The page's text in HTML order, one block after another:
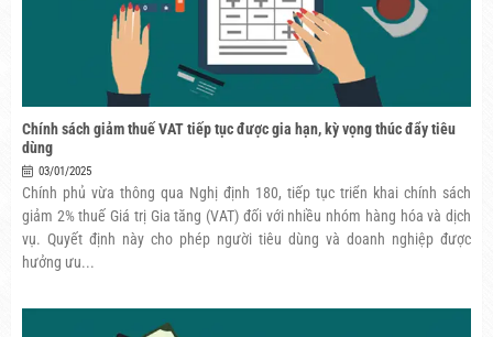
Chính sách giảm thuế VAT tiếp tục được gia hạn, kỳ vọng thúc đẩy tiêu
dùng
03/01/2025
Chính phủ vừa thông qua Nghị định 180, tiếp tục triển khai chính sách
giảm 2% thuế Giá trị Gia tăng (VAT) đối với nhiều nhóm hàng hóa và dịch
vụ. Quyết định này cho phép người tiêu dùng và doanh nghiệp được
hưởng ưu...